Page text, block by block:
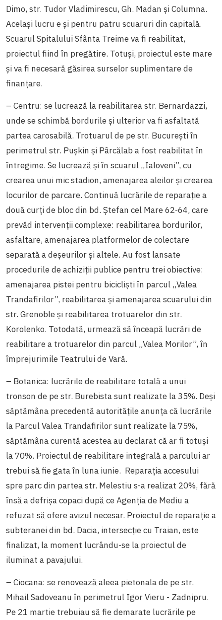
Dimo, str. Tudor Vladimirescu, Gh. Madan și Columna.
Același lucru e și pentru patru scuaruri din capitală.
Scuarul Spitalului Sfânta Treime va fi reabilitat,
proiectul fiind în pregătire. Totuși, proiectul este mare
și va fi necesară găsirea surselor suplimentare de
finanțare.
– Centru: se lucrează la reabilitarea str. Bernardazzi,
unde se schimbă bordurile și ulterior va fi asfaltată
partea carosabilă. Trotuarul de pe str. București în
perimetrul str. Pușkin și Pârcălab a fost reabilitat în
întregime. Se lucrează și în scuarul „Ialoveni”, cu
crearea unui mic stadion, amenajarea aleilor și crearea
locurilor de parcare. Continuă lucrările de reparație a
două curți de bloc din bd. Ștefan cel Mare 62-64, care
prevăd intervenții complexe: reabilitarea bordurilor,
asfaltare, amenajarea platformelor de colectare
separată a deșeurilor și altele. Au fost lansate
procedurile de achiziții publice pentru trei obiective:
amenajarea pistei pentru bicicliști în parcul „Valea
Trandafirilor”, reabilitarea și amenajarea scuarului din
str. Grenoble și reabilitarea trotuarelor din str.
Korolenko. Totodată, urmează să înceapă lucrări de
reabilitare a trotuarelor din parcul „Valea Morilor”, în
împrejurimile Teatrului de Vară.
– Botanica: lucrările de reabilitare totală a unui
tronson de pe str. Burebista sunt realizate la 35%. Deși
săptămâna precedentă autoritățile anunța că lucrările
la Parcul Valea Trandafirilor sunt realizate la 75%,
săptămâna curentă acestea au declarat că ar fi totuși
la 70%. Proiectul de reabilitare integrală a parcului ar
trebui să fie gata în luna iunie. Reparația accesului
spre parc din partea str. Melestiu s-a realizat 20%, fără
însă a defrișa copaci după ce Agenția de Mediu a
refuzat să ofere avizul necesar. Proiectul de reparație a
subteranei din bd. Dacia, intersecție cu Traian, este
finalizat, la moment lucrându-se la proiectul de
iluminat a pavajului.
– Ciocana: se renovează aleea pietonala de pe str.
Mihail Sadoveanu în perimetrul Igor Vieru - Zadnipru.
Pe 21 martie trebuiau să fie demarate lucrările pe